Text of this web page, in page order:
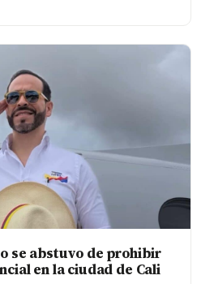
se abstuvo de prohibir
en la ciudad de Cali